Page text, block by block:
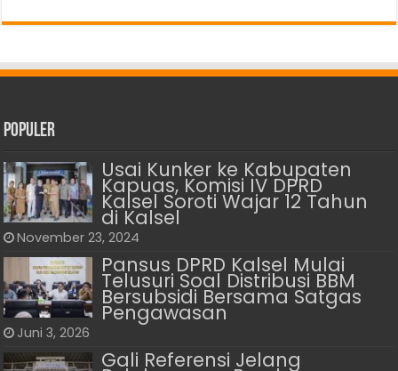
Populer
Usai Kunker ke Kabupaten
Kapuas, Komisi IV DPRD
Kalsel Soroti Wajar 12 Tahun
di Kalsel
November 23, 2024
Pansus DPRD Kalsel Mulai
Telusuri Soal Distribusi BBM
Bersubsidi Bersama Satgas
Pengawasan
Juni 3, 2026
Gali Referensi Jelang